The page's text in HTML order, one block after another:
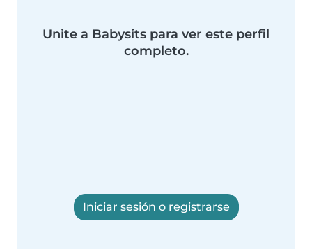
Unite a Babysits para ver este perfil
completo.
Iniciar sesión o registrarse